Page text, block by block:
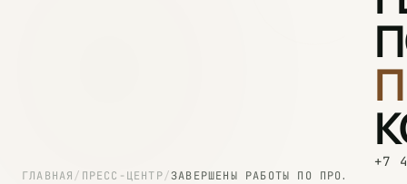
+7
ГЛАВНАЯ / ПРЕСС-ЦЕНТР/ ЗАВЕРШЕНЫ РАБОТЫ ПО ПРОЕКТИРОВАНИЮ АНГАРА ДЛЯ РАЗМЕЩЕНИЯ ВОЗДУШНЫХ СУДОВ В АЭРОПОРТУ Г. ОРЕНБУРГ